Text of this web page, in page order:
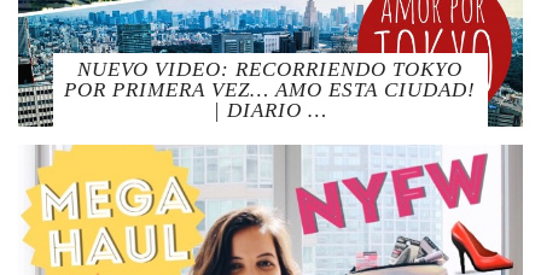
NUEVO VIDEO: RECORRIENDO TOKYO
POR PRIMERA VEZ… AMO ESTA CIUDAD!
| DIARIO …